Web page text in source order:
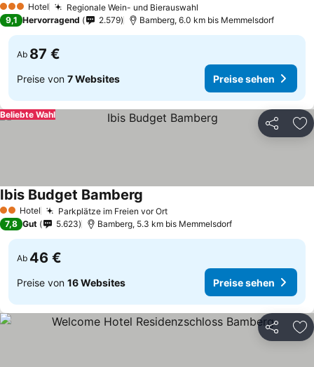
3 SterneHotel Regionale Wein- und Bierauswahl
9,1 Hervorragend 2.579 Bamberg, 6.0 km bis Memmelsdorf
Ab 87 €
Preise von 7 Websites Preise sehen
Teilen
Beliebte Wahl
2 Sterne
Hotel Parkplätze im Freien vor Ort
Ibis Budget Bamberg
7,8 Gut 5.623 Bamberg, 5.3 km bis Memmelsdorf
Ab 46 €
Preise von 16 Websites Preise sehen
Teilen